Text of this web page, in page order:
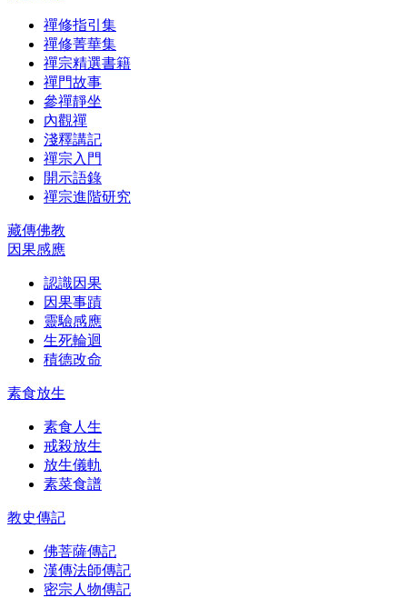
禪修指引集
禪修菁華集
禪宗精選書籍
禪門故事
參禪靜坐
內觀禪
淺釋講記
禪宗入門
開示語錄
禪宗進階研究
藏傳佛教
因果感應
認識因果
因果事蹟
靈驗感應
生死輪迴
積德改命
素食放生
素食人生
戒殺放生
放生儀軌
素菜食譜
教史傳記
佛菩薩傳記
漢傳法師傳記
密宗人物傳記